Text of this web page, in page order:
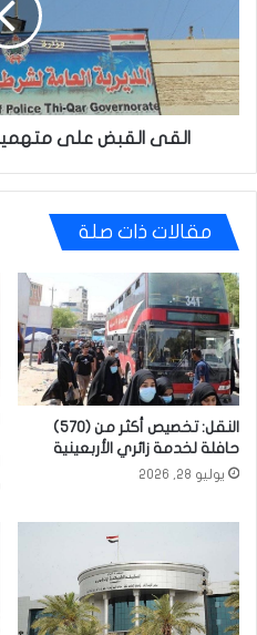
في
ذي
قار
القى القبض على
مقالات ذات صلة
النقل: تخصيص أكثر من (570)
حافلة لخدمة زائري الأربعينية
يوليو 28, 2026